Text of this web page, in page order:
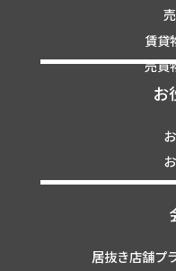
賃貸
売買
お
居抜き店舗プ